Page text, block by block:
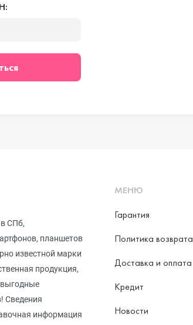
iPhone 12
iPhone 11 Pro
iPhone 11
iPhone XS Max
СПб,
планшетов
известной марки
продукция,
Сведения
информация
МЕНЮ
Гарантия
Политика возврата
Доставка и оплата
Кредит
Новости